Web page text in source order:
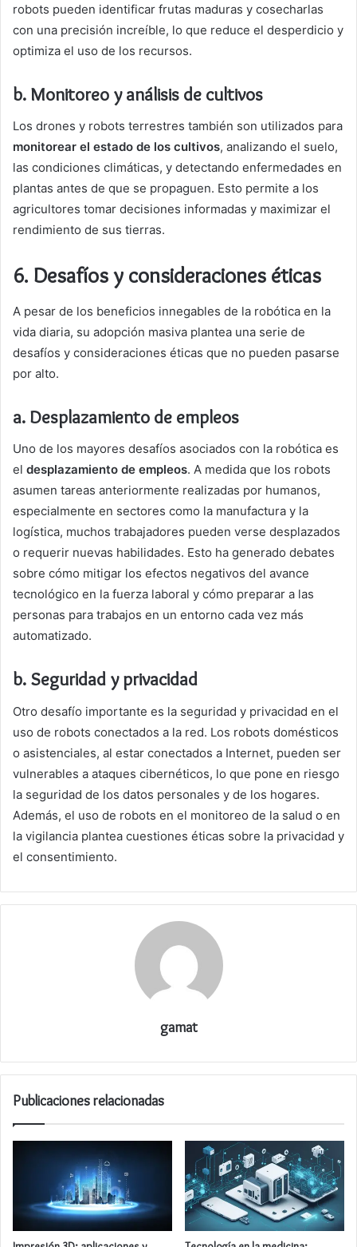
robots pueden identificar frutas maduras y cosecharlas
con una precisión increíble, lo que reduce el desperdicio y
optimiza el uso de los recursos.
b. Monitoreo y análisis de cultivos
Los drones y robots terrestres también son utilizados para
monitorear el estado de los cultivos, analizando el suelo,
las condiciones climáticas, y detectando enfermedades en
plantas antes de que se propaguen. Esto permite a los
agricultores tomar decisiones informadas y maximizar el
rendimiento de sus tierras.
6. Desafíos y consideraciones éticas
A pesar de los beneficios innegables de la robótica en la
vida diaria, su adopción masiva plantea una serie de
desafíos y consideraciones éticas que no pueden pasarse
por alto.
a. Desplazamiento de empleos
Uno de los mayores desafíos asociados con la robótica es
el desplazamiento de empleos. A medida que los robots
asumen tareas anteriormente realizadas por humanos,
especialmente en sectores como la manufactura y la
logística, muchos trabajadores pueden verse desplazados
o requerir nuevas habilidades. Esto ha generado debates
sobre cómo mitigar los efectos negativos del avance
tecnológico en la fuerza laboral y cómo preparar a las
personas para trabajos en un entorno cada vez más
automatizado.
b. Seguridad y privacidad
Otro desafío importante es la seguridad y privacidad en el
uso de robots conectados a la red. Los robots domésticos
o asistenciales, al estar conectados a Internet, pueden ser
vulnerables a ataques cibernéticos, lo que pone en riesgo
la seguridad de los datos personales y de los hogares.
Además, el uso de robots en el monitoreo de la salud o en
la vigilancia plantea cuestiones éticas sobre la privacidad y
el consentimiento.
gamat
Publicaciones relacionadas